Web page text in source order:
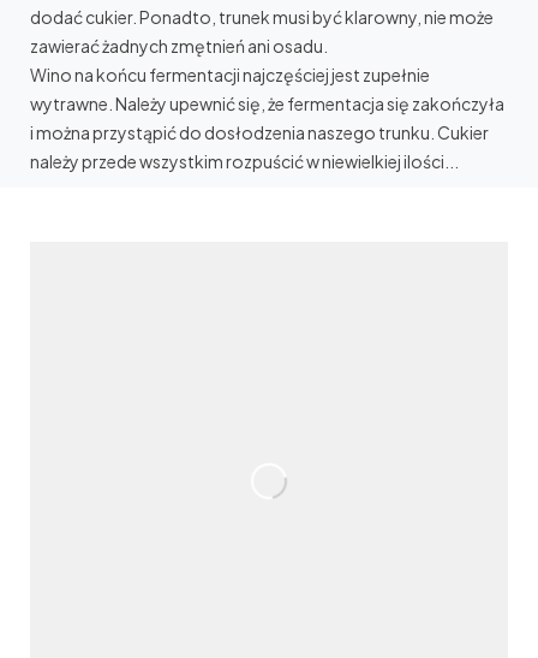
dodać cukier. Ponadto, trunek musi być klarowny, nie może
zawierać żadnych zmętnień ani osadu.
Wino na końcu fermentacji najczęściej jest zupełnie
wytrawne. Należy upewnić się, że fermentacja się zakończyła
i można przystąpić do dosłodzenia naszego trunku. Cukier
należy przede wszystkim rozpuścić w niewielkiej ilości...